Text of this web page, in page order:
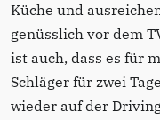
Küche und
genüsslich vor dem
ist auch, dass es für
Schläger für zwei
wieder auf der